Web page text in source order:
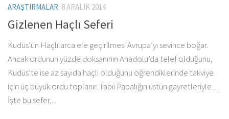
ARAŞTIRMALAR 8 ARALIK 2014
Gizlenen Haçlı Seferi
Kudüs’ün Haçlılarca ele geçirilmesi Avrupa’yı sevince boğar.
Ancak ordunun yüzde doksanının Anadolu’da telef olduğunu,
Kudüs’te ise az sayıda haçlı olduğunu öğrendiklerinde takviye
için üç büyük ordu toplanır. Tabii Papalığın üstün gayretleriyle…
İşte bu sefer,...